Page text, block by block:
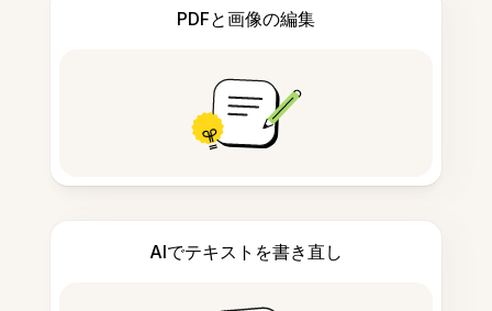
PDFと画像の編集
AIでテキストを書き直し